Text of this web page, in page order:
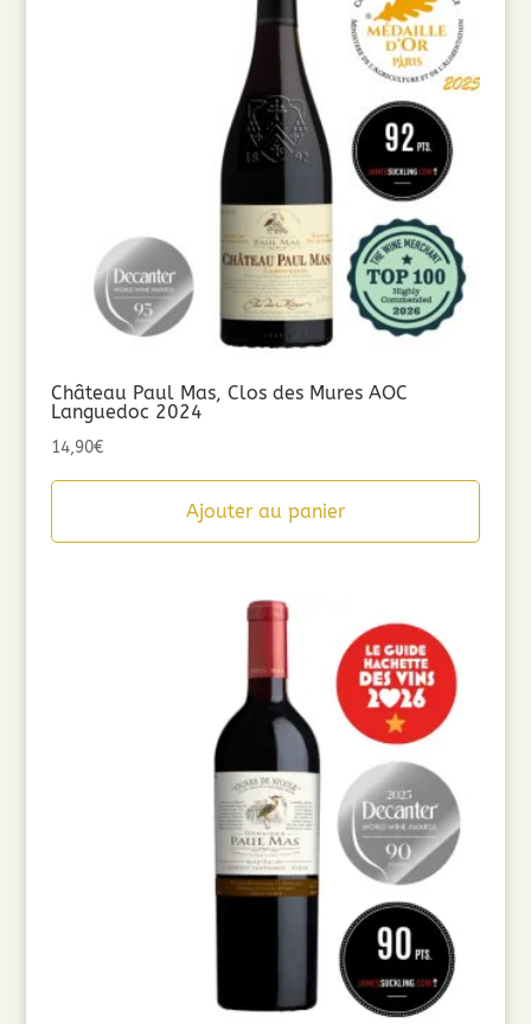
Château Paul Mas, Clos des Mures AOC
Languedoc 2024
14,90€
Ajouter au panier